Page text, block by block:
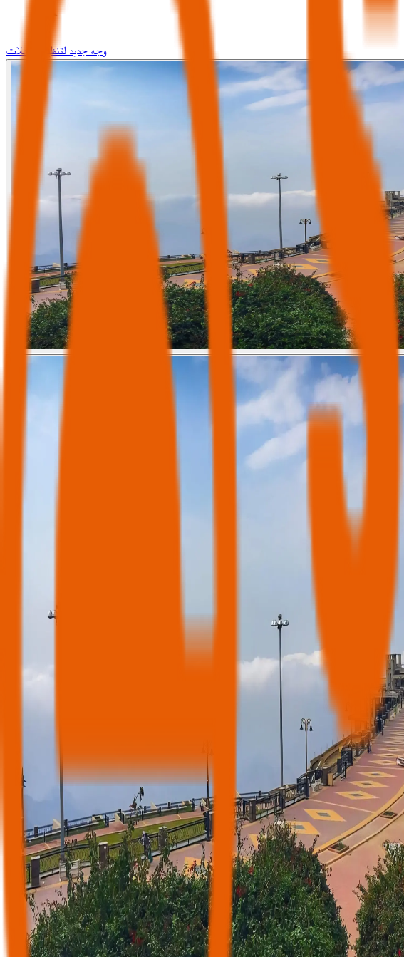
وجه جديد لتنظيم الرحلات